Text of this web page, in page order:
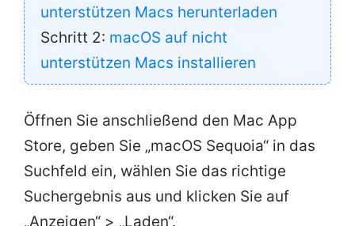
unterstützen Macs herunterladen
Schritt 2: macOS auf nicht
unterstützen Macs installieren
Öffnen Sie anschließend den Mac App
Store, geben Sie „macOS Sequoia“ in das
Suchfeld ein, wählen Sie das richtige
Suchergebnis aus und klicken Sie auf
„Anzeigen“ > „Laden“.